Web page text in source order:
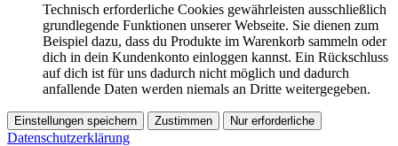
Technisch erforderliche Cookies gewährleisten ausschließlich
grundlegende Funktionen unserer Webseite. Sie dienen zum
Beispiel dazu, dass du Produkte im Warenkorb sammeln oder
dich in dein Kundenkonto einloggen kannst. Ein Rückschluss
auf dich ist für uns dadurch nicht möglich und dadurch
anfallende Daten werden niemals an Dritte weitergegeben.
Einstellungen speichern Zustimmen Nur erforderliche
Datenschutzerklärung